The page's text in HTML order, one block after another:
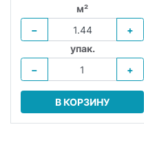
м²
−
+
упак.
−
+
В КОРЗИНУ